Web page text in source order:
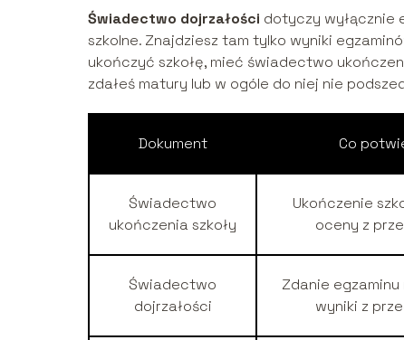
Świadectwo dojrzałości dotyczy wyłącznie
szkolne. Znajdziesz tam tylko wyniki
ukończyć szkołę, mieć świadectwo
zdałeś matury lub w ogóle do niej nie
Dokument Co
Świadectwo
ukończenia szkoły
Ukończenie
oceny z
Świadectwo
dojrzałości
Zdanie
wyniki z